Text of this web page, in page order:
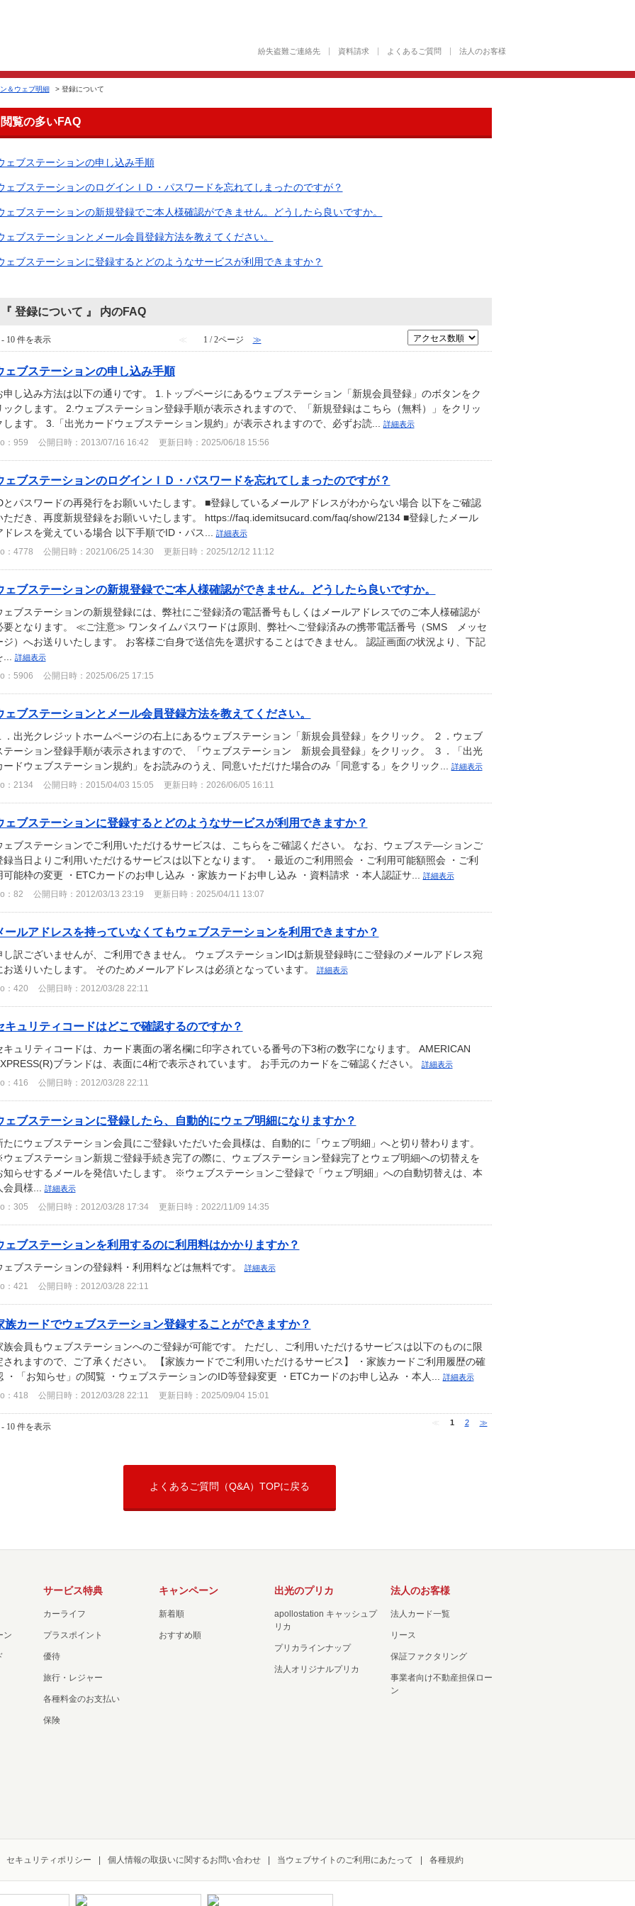
紛失盗難ご連絡先 資料請求 よくあるご質問 法人のお客様
＆ウェブ明細 > 登録について
閲覧の多いFAQ
ェブステーションの申し込み手順
ェブステーションのログインＩＤ・パスワードを忘れてしまったのですが？
ェブステーションの新規登録でご本人様確認ができません。どうしたら良いですか。
ェブステーションとメール会員登録方法を教えてください。
ェブステーションに登録するとどのようなサービスが利用できますか？
『 登録について 』 内のFAQ
- 10 件を表示 ≪ 1 / 2ページ ≫
ェブステーションの申し込み手順
申し込み方法は以下の通りです。 1.トップページにあるウェブステーション「新規会員登録」のボタンをク
ックします。 2.ウェブステーション登録手順が表示されますので、「新規登録はこちら（無料）」をクリッ
します。 3.「出光カードウェブステーション規約」が表示されますので、必ずお読...
詳細表示
：959 公開日時：2013/07/16 16:42 更新日時：2025/06/18 15:56
ェブステーションのログインＩＤ・パスワードを忘れてしまったのですが？
とパスワードの再発行をお願いいたします。 ■登録しているメールアドレスがわからない場合 以下をご確認
ただき、再度新規登録をお願いいたします。 https://faq.idemitsucard.com/faq/show/2134 ■登録したメール
ドレスを覚えている場合 以下手順でID・パス...
詳細表示
：4778 公開日時：2021/06/25 14:30 更新日時：2025/12/12 11:12
ェブステーションの新規登録でご本人様確認ができません。どうしたら良いですか。
ェブステーションの新規登録には、弊社にご登録済の電話番号もしくはメールアドレスでのご本人様確認が
要となります。 ≪ご注意≫ ワンタイムパスワードは原則、弊社へご登録済みの携帯電話番号（SMS メッセ
ジ）へお送りいたします。 お客様ご自身で送信先を選択することはできません。 認証画面の状況より、下記
...
詳細表示
：5906 公開日時：2025/06/25 17:15
ェブステーションとメール会員登録方法を教えてください。
．出光クレジットホームページの右上にあるウェブステーション「新規会員登録」をクリック。 ２．ウェブ
テーション登録手順が表示されますので、「ウェブステーション 新規会員登録」をクリック。 ３．「出光
ードウェブステーション規約」をお読みのうえ、同意いただけた場合のみ「同意する」をクリック...
詳細表示
：2134 公開日時：2015/04/03 15:05 更新日時：2026/06/05 16:11
ェブステーションに登録するとどのようなサービスが利用できますか？
ェブステーションでご利用いただけるサービスは、こちらをご確認ください。 なお、ウェブステ―ションご
録当日よりご利用いただけるサービスは以下となります。 ・最近のご利用照会 ・ご利用可能額照会 ・ご利
可能枠の変更 ・ETCカードのお申し込み ・家族カードお申し込み ・資料請求 ・本人認証サ...
詳細表示
：82 公開日時：2012/03/13 23:19 更新日時：2025/04/11 13:07
ールアドレスを持っていなくてもウェブステーションを利用できますか？
し訳ございませんが、ご利用できません。 ウェブステーションIDは新規登録時にご登録のメールアドレス宛
お送りいたします。 そのためメールアドレスは必須となっています。
詳細表示
：420 公開日時：2012/03/28 22:11
キュリティコードはどこで確認するのですか？
キュリティコードは、カード裏面の署名欄に印字されている番号の下3桁の数字になります。 AMERICAN
ブランドは、表面に4桁で表示されています。 お手元のカードをご確認ください。
詳細表示
：416 公開日時：2012/03/28 22:11
ェブステーションに登録したら、自動的にウェブ明細になりますか？
たにウェブステーション会員にご登録いただいた会員様は、自動的に「ウェブ明細」へと切り替わります。
ェブステーション新規ご登録手続き完了の際に、ウェブステーション登録完了とウェブ明細への切替えを
知らせするメールを発信いたします。 ※ウェブステーションご登録で「ウェブ明細」への自動切替えは、本
会員様...
詳細表示
：305 公開日時：2012/03/28 17:34 更新日時：2022/11/09 14:35
ェブステーションを利用するのに利用料はかかりますか？
ェブステーションの登録料・利用料などは無料です。 詳細表示
：421 公開日時：2012/03/28 22:11
族カードでウェブステーション登録することができますか？
族会員もウェブステーションへのご登録が可能です。 ただし、ご利用いただけるサービスは以下のものに限
されますので、ご了承ください。 【家族カードでご利用いただけるサービス】 ・家族カードご利用履歴の確
・「お知らせ」の閲覧 ・ウェブステーションのID等登録変更 ・ETCカードのお申し込み ・本人...
詳細表示
：418 公開日時：2012/03/28 22:11 更新日時：2025/09/04 15:01
- 10 件を表示 1 2 ≫
よくあるご質問（Q&A）TOPに戻る
ン
サービス特典
カーライフ
プラスポイント
優待
旅行・レジャー
各種料金のお支払い
保険
キャンペーン
新着順
おすすめ順
出光のプリカ
apollostation キャッシュプ
リカ
プリカラインナップ
法人オリジナルプリカ
法人のお客様
法人カード一覧
リース
保証ファクタリング
事業者向け不動産担保ロー
ン
セキュリティポリシー 個人情報の取扱いに関するお問い合わせ 当ウェブサイトのご利用にあたって 各種規約